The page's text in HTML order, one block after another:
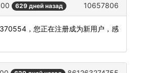
629 дней назад 10657806
，您正在注册成为新用户，感